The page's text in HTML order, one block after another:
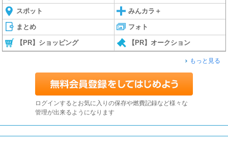
スポット みんカラ＋
まとめ フォト
【PR】ショッピング 【PR】オークション
もっと見る
ログインするとお気に入りの保存や燃費記録など様々な
管理が出来るようになります